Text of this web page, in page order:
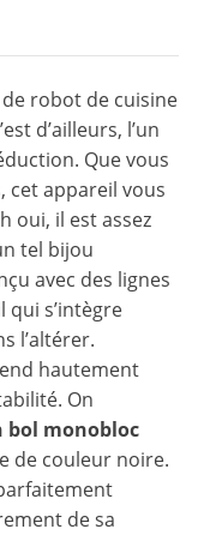
robot de cuisine
d’ailleurs, l’un
Que vous
cet appareil vous
oui, il est assez
tel bijou
avec des lignes
qui s’intègre
l’altérer.
hautement
On
bol monobloc
de couleur noire.
de sa